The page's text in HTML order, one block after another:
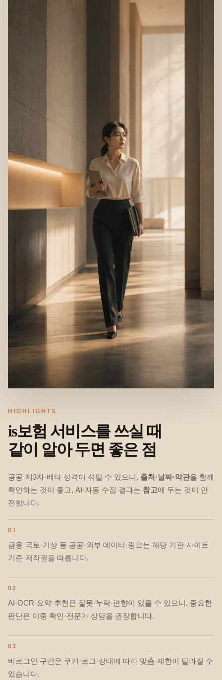
HIGHLIGHTS
is보험 서비스를 쓰실 때
같이 알아 두면 좋은 점
공공·제3자·베타 성격이 섞일 수 있으니, 출처·날짜·약관을 함께
확인하는 것이 좋고, AI·자동 수집 결과는 참고에 두는 것이 안
전합니다.
01
금융·국토·기상 등 공공·외부 데이터·링크는 해당 기관·사이트
기준·저작권을 따릅니다.
02
AI·OCR·요약·추천은 잘못·누락·편향이 있을 수 있으니, 중요한
판단은 이중 확인·전문가 상담을 권장합니다.
03
비로그인 구간은 쿠키·로그·상태에 따라 맞춤·제한이 달라질 수
있습니다.